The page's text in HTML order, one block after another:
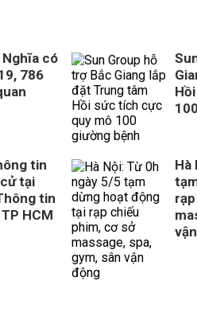
Nghĩa có
786
tin
tại
tin
HCM
Hà